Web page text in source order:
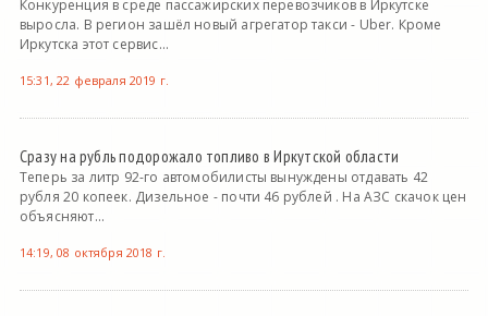
Конкуренция в среде пассажирских перевозчиков в Иркутске
выросла. В регион зашёл новый агрегатор такси - Uber. Кроме
Иркутска этот сервис...
15:31, 22 февраля 2019 г.
Сразу на рубль подорожало топливо в Иркутской области
Теперь за литр 92-го автомобилисты вынуждены отдавать 42
рубля 20 копеек. Дизельное - почти 46 рублей . На АЗС скачок цен
объясняют...
14:19, 08 октября 2018 г.